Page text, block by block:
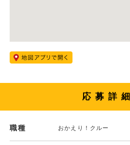
応募詳細
職種 おかえり！クルー